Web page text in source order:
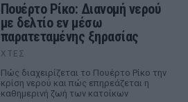
Πουέρτο Ρίκο: Διανομή νερού
με δελτίο εν μέσω
παρατεταμένης ξηρασίας
ΧΤΕΣ
Πώς διαχειρίζεται το Πουέρτο Ρίκο την
κρίση νερού και πώς επηρεάζεται η
καθημερινή ζωή των κατοίκων